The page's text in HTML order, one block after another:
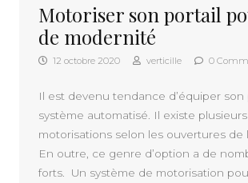
Motoriser son portail
de modernité
12 octobre 2020 verticille 0
Il est devenu tendance d’équiper son
système automatisé. Il existe
motorisations selon les ouvertures de
En outre, ce genre d’option a de
forts. Un système de motorisation